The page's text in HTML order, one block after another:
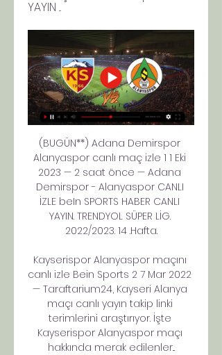
YAYIN ...
(BUGÜN**) Adana Demirspor
Alanyaspor canlı maç izle 1 1 Eki
2023 — 2 saat önce — Adana
Demirspor - Alanyaspor CANLI
İZLE beIn SPORTS HABER CANLI
YAYIN. TRENDYOL SÜPER LİG.
2022/2023. 14 .Hafta.
Kayserispor Alanyaspor maçını
canlı izle Bein Sports 2 7 Mar 2022
— Taraftarium24, Kayseri Alanya
maçı canlı yayın takip linki
terimlerini araştırıyor. İşte
Kayserispor Alanyaspor maçı
hakkında merak edilenler...